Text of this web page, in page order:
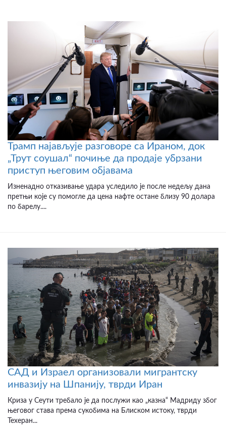
Трамп најављује разговоре са Ираном, док
„Трут соушал“ почиње да продаје убрзани
приступ његовим објавама
Изненадно отказивање удара уследило је после недељу дана
претњи које су помогле да цена нафте остане близу 90 долара
по барелу....
САД и Израел организовали мигрантску
инвазију на Шпанију, тврди Иран
Криза у Сеути требало је да послужи као „казна“ Мадриду због
његовог става према сукобима на Блиском истоку, тврди
Техеран...